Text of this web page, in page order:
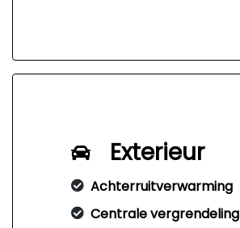
Exterieur
Achterruitverwarming
Centrale vergrendeling